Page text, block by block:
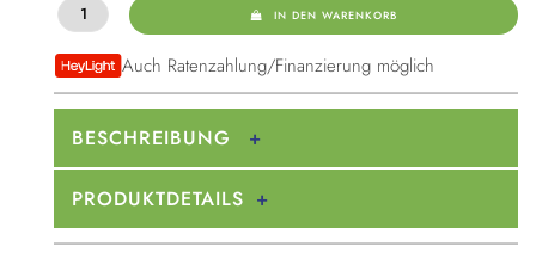
IN DEN WARENKORB
Auch Ratenzahlung/Finanzierung möglich
BESCHREIBUNG
PRODUKTDETAILS